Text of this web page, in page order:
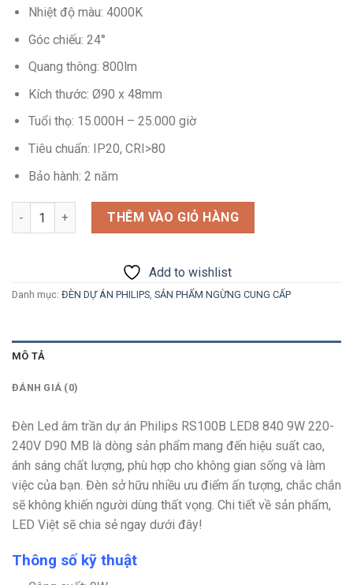
Nhiệt độ màu: 4000K
Góc chiếu: 24°
Quang thông: 800lm
Kích thước: Ø90 x 48mm
Tuổi thọ: 15.000H – 25.000 giờ
Tiêu chuẩn: IP20, CRI>80
Bảo hành: 2 năm
Số lượng THÊM VÀO GIỎ HÀNG
Add to wishlist
Danh mục: ĐÈN DỰ ÁN PHILIPS, SẢN PHẨM NGỪNG CUNG CẤP
MÔ TẢ
ĐÁNH GIÁ (0)
Đèn Led âm trần dự án Philips RS100B LED8 840 9W 220-
240V D90 MB là dòng sản phẩm mang đến hiệu suất cao,
ánh sáng chất lượng, phù hợp cho không gian sống và làm
việc của bạn. Đèn sở hữu nhiều ưu điểm ấn tượng, chắc chắn
sẽ không khiến người dùng thất vọng. Chi tiết về sản phẩm,
LED Việt sẽ chia sẻ ngay dưới đây!
Thông số kỹ thuật